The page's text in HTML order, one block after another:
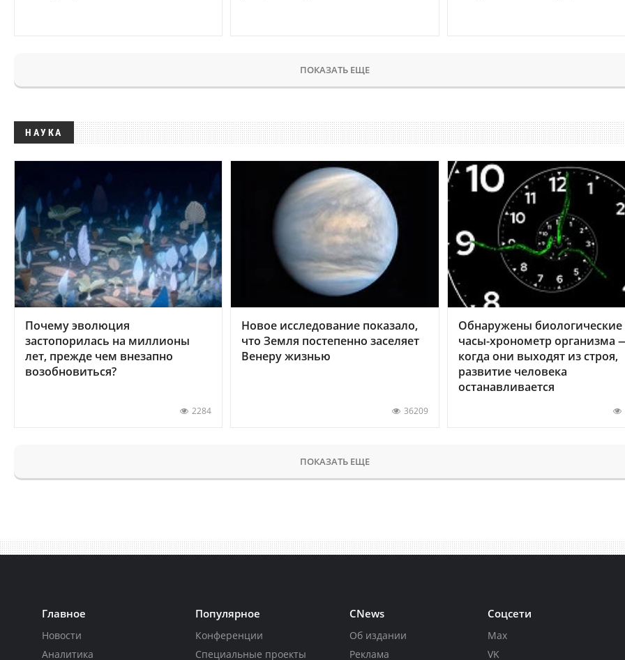
ПОКАЗАТЬ ЕЩЕ
НАУКА
Почему эволюция
застопорилась на миллионы
лет, прежде чем внезапно
возобновиться?
2284
Новое исследование показало,
что Земля постепенно заселяет
Венеру жизнью
36209
Обнаружены биологические
часы-хронометр организма
когда они выходят из строя,
развитие человека
останавливается
ПОКАЗАТЬ ЕЩЕ
Главное
Новости
Аналитика
Популярное
Конференции
Специальные проекты
CNews
Об издании
Реклама
Соцсети
Max
VK